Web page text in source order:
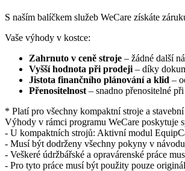
S naším balíčkem služeb WeCare získáte
Vaše výhody v kostce:
Zahrnuto v ceně stroje – žádné další
Vyšší hodnota při prodeji – díky
Jistota finančního plánování a klid –
Přenositelnost – snadno přenositelné
* Platí pro všechny kompaktní stroje a
Výhody v rámci programu WeCare poskytuje
- U kompaktních strojů: Aktivní modul
- Musí být dodrženy všechny pokyny v
- Veškeré údržbářské a opravárenské práce
- Pro tyto práce musí být použity pouze